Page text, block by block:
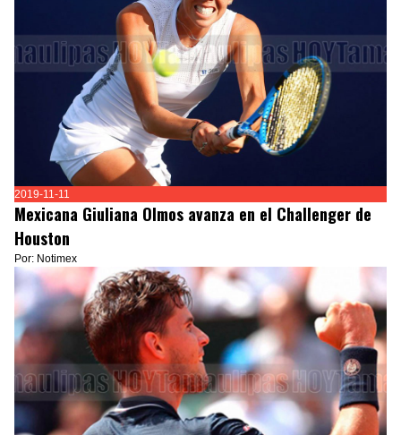
2019-11-11
Mexicana Giuliana Olmos avanza en el Challenger de
Houston
Por: Notimex